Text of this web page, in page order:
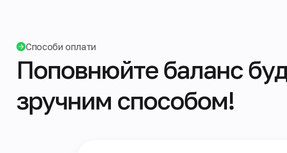
Способи оплати
Поповнюйте баланс
зручним способом!